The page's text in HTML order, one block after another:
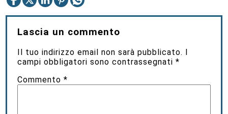
Lascia un commento
Il tuo indirizzo email non sarà pubblicato. I
campi obbligatori sono contrassegnati*
Commento*